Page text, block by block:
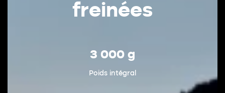
freinées
3 000 g
Poids intégral